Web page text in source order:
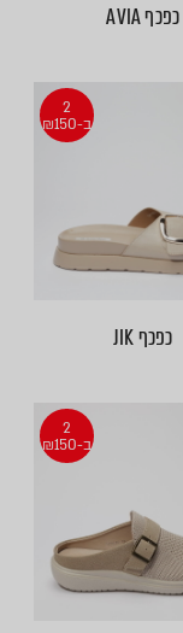
כפכף AVIA
2
ב-₪150
כפכף JIK
2
ב-₪150